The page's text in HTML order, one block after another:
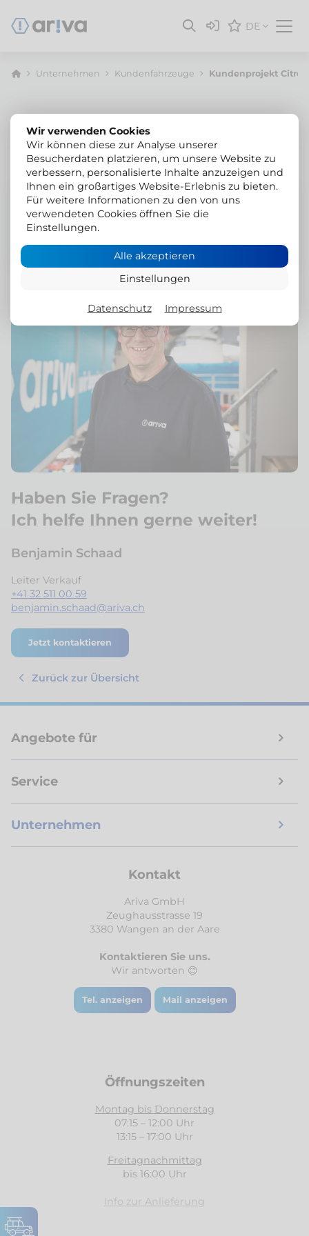
DE
Unternehmen Kunden­fahrzeuge Kundenprojekt
Citroen e-Jumpy
Auflastung | Dreiseitenkipper
Haben Sie Fragen?
Ich helfe Ihnen gerne weiter!
Benjamin Schaad
Leiter Verkauf
+41 32 511 00 59
benjamin.schaad@ariva.ch
Jetzt kontaktieren
Zurück zur Übersicht
Angebote für
Service
Unternehmen
Kontakt
Ariva GmbH
Zeughausstrasse 19
3380 Wangen an der Aare
Kontaktieren Sie uns.
Wir antworten 😊
Tel. anzeigen Mail anzeigen
Öffnungszeiten
Montag bis Donnerstag
07:15 – 12:00 Uhr
13:15 – 17:00 Uhr
Freitagnachmittag
bis 16:00 Uhr
Info zur Anlieferung
Wir verwenden Cookies
Wir können diese zur Analyse unserer
Besucherdaten platzieren, um unsere Website zu
verbessern, personalisierte Inhalte anzuzeigen und
Ihnen ein großartiges Website-Erlebnis zu bieten.
Für weitere Informationen zu den von uns
verwendeten Cookies öffnen Sie die
Einstellungen.
Alle akzeptieren
Einstellungen
Datenschutz Impressum